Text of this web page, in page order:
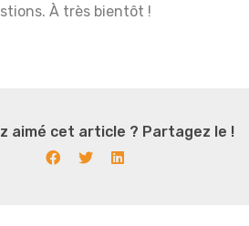
À très bientôt !
aimé cet article ? Partagez le !